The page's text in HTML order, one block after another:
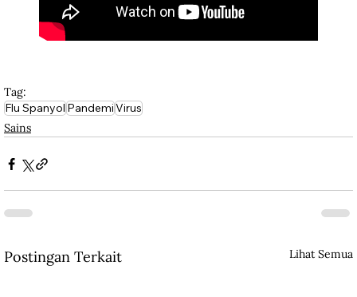
Tag:
Flu SpanyolPandemiVirus
Sains
Postingan Terkait Lihat Semua